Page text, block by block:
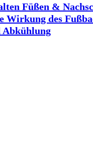
Füßen &
Wirkung des